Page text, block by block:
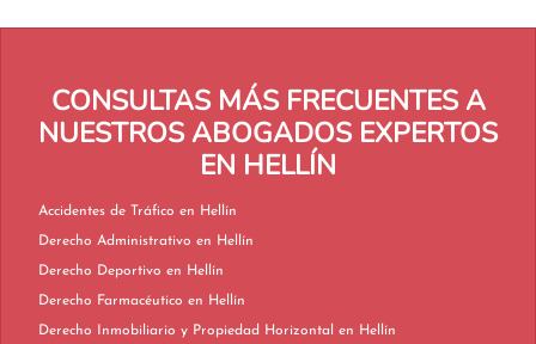
CONSULTAS MÁS FRECUENTES A
NUESTROS ABOGADOS EXPERTOS
EN HELLÍN
Accidentes de Tráfico en Hellín
Derecho Administrativo en Hellín
Derecho Deportivo en Hellín
Derecho Farmacéutico en Hellín
Derecho Inmobiliario y Propiedad Horizontal en Hellín